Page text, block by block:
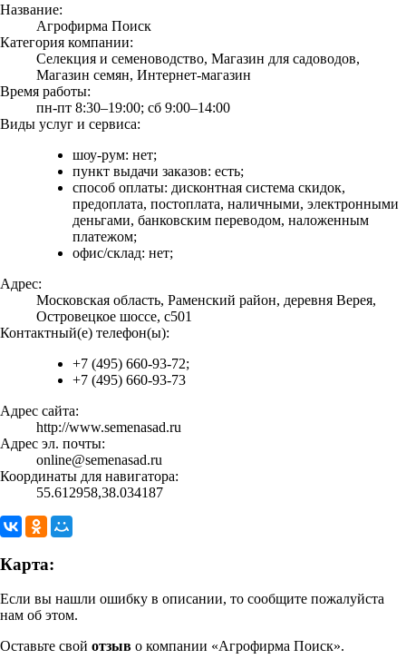
Название:
Агрофирма Поиск
Категория компании:
Селекция и семеноводство, Магазин для садоводов,
Магазин семян, Интернет-магазин
Время работы:
пн-пт 8:30–19:00; сб 9:00–14:00
Виды услуг и сервиса:
шоу-рум: нет;
пункт выдачи заказов: есть;
способ оплаты: дисконтная система скидок,
предоплата, постоплата, наличными, электронными
деньгами, банковским переводом, наложенным
платежом;
офис/склад: нет;
Адрес:
Московская область, Раменский район, деревня Верея,
Островецкое шоссе, с501
Контактный(е) телефон(ы):
+7 (495) 660-93-72;
+7 (495) 660-93-73
Адрес сайта:
http://www.semenasad.ru
Адрес эл. почты:
online@semenasad.ru
Координаты для навигатора:
55.612958,38.034187
Карта:
Если вы нашли ошибку в описании, то сообщите пожалуйста
нам об этом.
Оставьте свой отзыв о компании «Агрофирма Поиск».